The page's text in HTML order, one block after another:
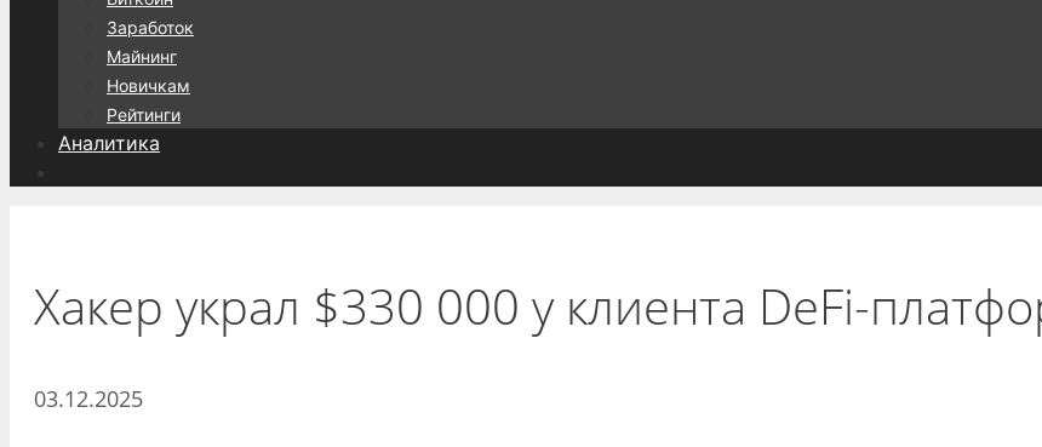
Заработок
Майнинг
Новичкам
Рейтинги
Аналитика
Хакер украл $330 000 у клиента DeFi-
03.12.2025